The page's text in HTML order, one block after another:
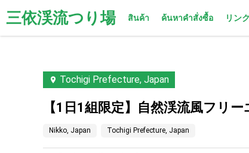
三依渓流つり場 สินค้า ค้นหาคำสั่งซื้อ リン
Tochigi Prefecture, Japan
【1日1組限定】自然渓流風フリ
Nikko, Japan Tochigi Prefecture, Japan